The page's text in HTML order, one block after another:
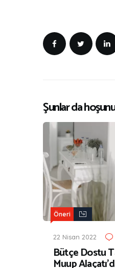
Şunlar da
Öneri
22 Nisan 2022
Bütçe Dostu
Muup